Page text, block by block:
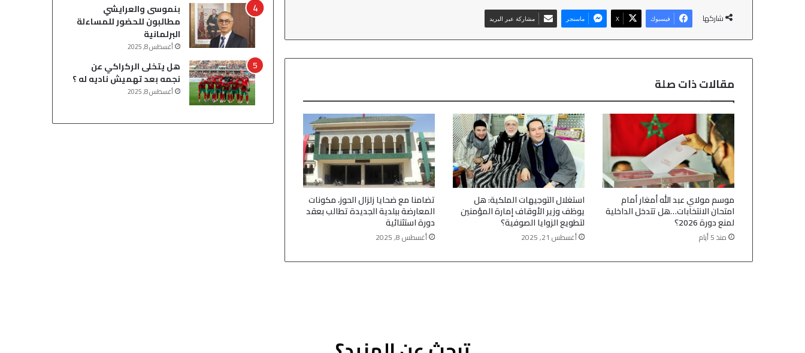
شاركها فيسبوك ‫X ماسنجر مشاركة عبر البريد
مقالات ذات صلة
موسم مولاي عبد الله أمغار أمام
امتحان الانتخابات…هل تتدخل الداخلية
لمنع دورة 2026؟
منذ 5 أيام
استغلال التوجيهات الملكية: هل
يوظف وزير الأوقاف إمارة المؤمنين
لتطويع الزوايا الصوفية؟
أغسطس 21, 2025
تضامنا مع ضحايا زلزال الحوز، مكونات
المعارضة ببلدية الجديدة تطالب بعقد
دورة استثنائية
أغسطس 8, 2025
بنموسى والعرايشي
مطالبون للحضور للمساءلة
البرلمانية
أغسطس 8, 2025
هل يتخلى الركراكي عن
نجمه بعد تهميش ناديه له ؟
أغسطس 8, 2025